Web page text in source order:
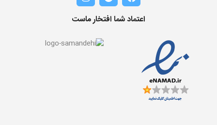
اعتماد شما افتخار ماست